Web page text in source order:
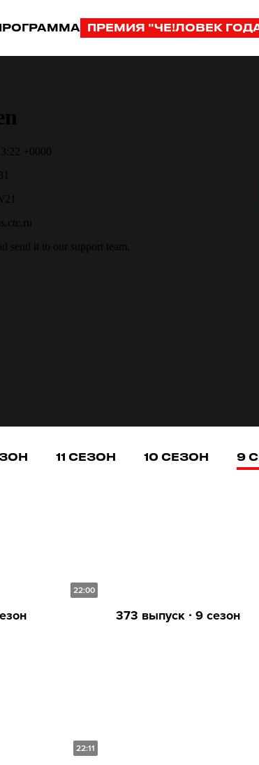
ПРЕМИЯ "ЧЕ!ЛОВЕК
11 СЕЗОН 10 СЕЗОН 9
22:00
373 выпуск ∙ 9 сезон
22:11